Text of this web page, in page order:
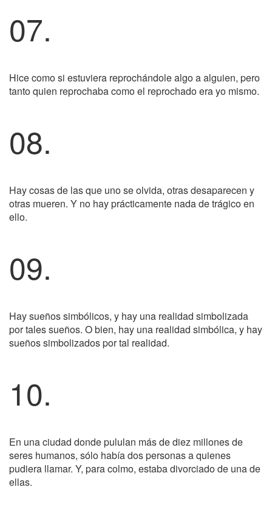
07.
Hice como si estuviera reprochándole algo a alguien, pero
tanto quien reprochaba como el reprochado era yo mismo.
08.
Hay cosas de las que uno se olvida, otras desaparecen y
otras mueren. Y no hay prácticamente nada de trágico en
ello.
09.
Hay sueños simbólicos, y hay una realidad simbolizada
por tales sueños. O bien, hay una realidad simbólica, y hay
sueños simbolizados por tal realidad.
10.
En una ciudad donde pululan más de diez millones de
seres humanos, sólo había dos personas a quienes
pudiera llamar. Y, para colmo, estaba divorciado de una de
ellas.